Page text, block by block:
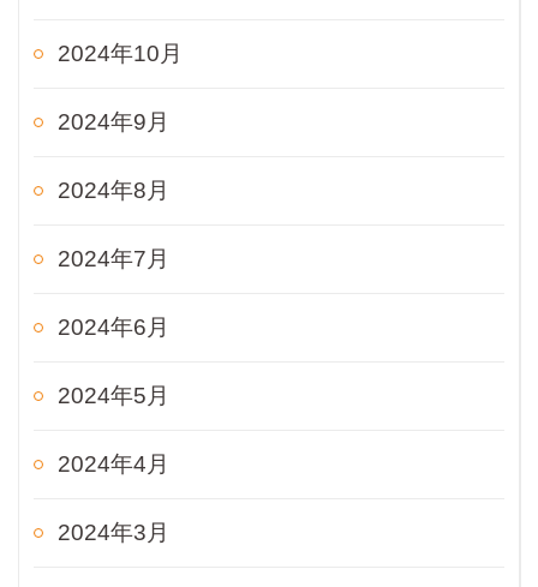
2024年10月
2024年9月
2024年8月
2024年7月
2024年6月
2024年5月
2024年4月
2024年3月